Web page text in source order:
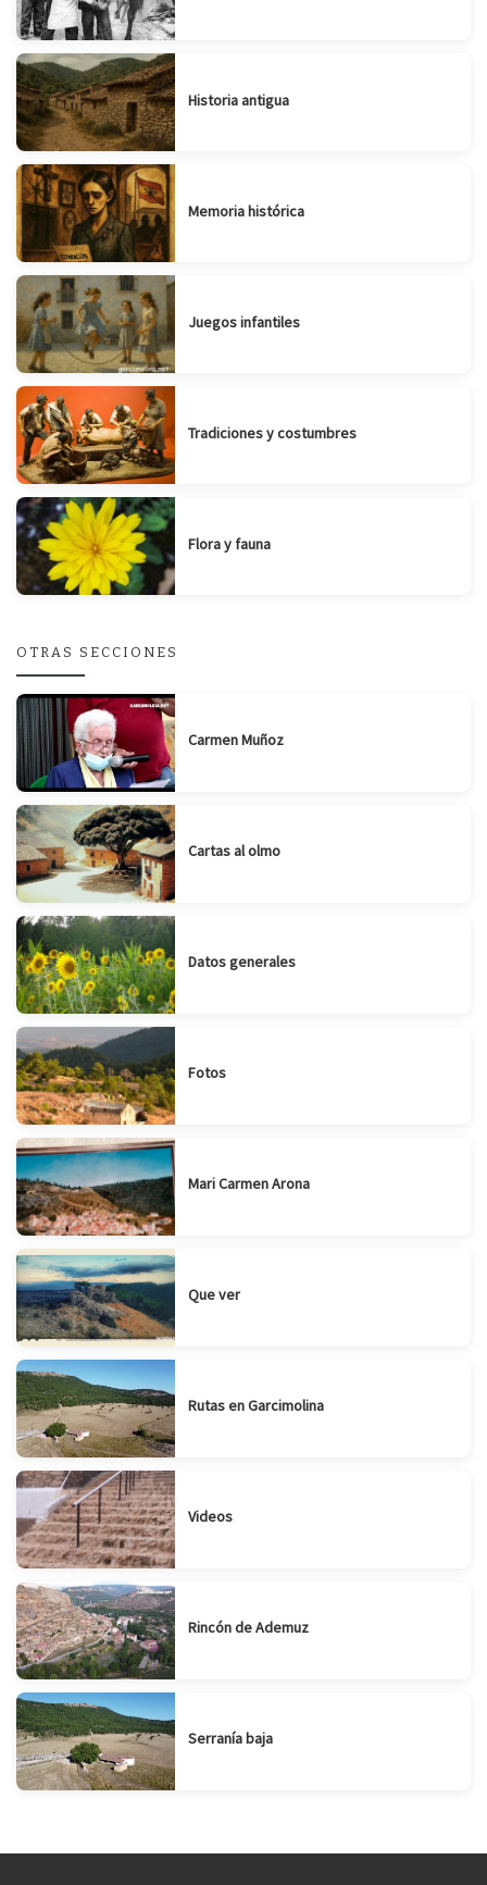
Historia antigua
Memoria histórica
Juegos infantiles
Tradiciones y costumbres
Flora y fauna
OTRAS SECCIONES
Carmen Muñoz
Cartas al olmo
Datos generales
Fotos
Mari Carmen Arona
Que ver
Rutas en Garcimolina
Videos
Rincón de Ademuz
Serranía baja